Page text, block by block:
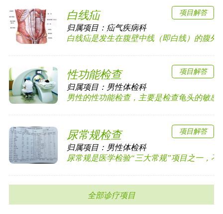
白线疝
归属项目： 疝气疾病科
白线疝是发生在腹壁中线（即白线）的腹外
项目解答
性功能检查
归属项目： 男性体检科
男性的性功能检查，主要是检查龟头的敏感
项目解答
尿常规检查
归属项目： 男性体检科
尿常规是医学检验“三大常规”项目之一，
项目解答
全部诊疗项目